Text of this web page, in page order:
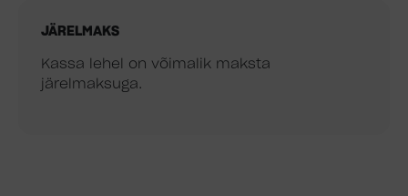
JÄRELMAKS
Kassa lehel on võimalik maksta
järelmaksuga.